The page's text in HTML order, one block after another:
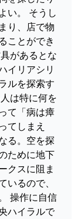
い。 そうし
り、店で物
ことができ
があるとな
イリアシリ
ルを探索す
は特に何を
て「病は瘴
てしまえ
る。空を探
ために地下
クスに阻ま
るので、
操作に自信
ハイラルで